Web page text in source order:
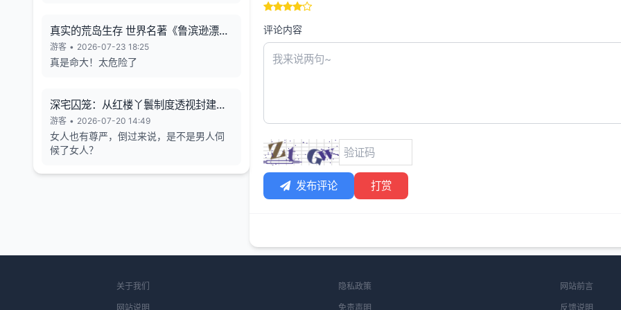
真实的荒岛生存 世界名著《鲁滨逊漂流
记》的原型
游客 • 2026-07-23 18:25
真是命大！太危险了
深宅囚笼：从红楼丫鬟制度透视封建女
性的生存异化与人格消解
游客 • 2026-07-20 14:49
女人也有尊严，倒过来说，是不是男人伺
候了女人？
评论内容
发布评论 打赏
关于我们
网站说明
隐私政策
免责声明
网站前言
反馈说明